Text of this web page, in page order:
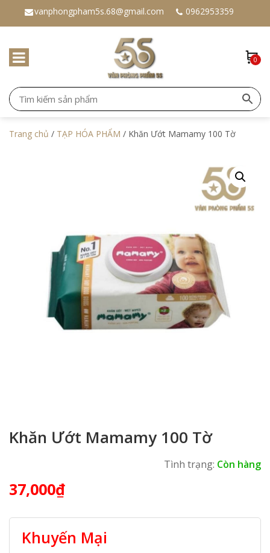
vanphongpham5s.68@gmail.com 0962953359
0
Trang chủ / TẠP HÓA PHẨM / Khăn Ướt Mamamy 100 Tờ
Khăn Ướt Mamamy 100 Tờ
Tình trạng: Còn hàng
37,000₫
Khuyến Mại